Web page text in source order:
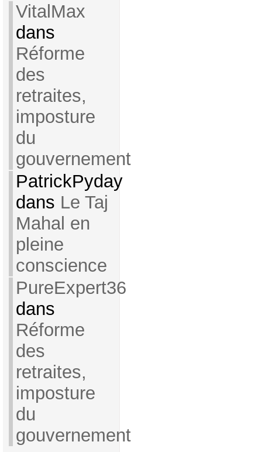
VitalMax
dans
Réforme
des
retraites,
imposture
du
gouvernement
PatrickPyday
dans Le Taj
Mahal en
pleine
conscience
PureExpert36
dans
Réforme
des
retraites,
imposture
du
gouvernement